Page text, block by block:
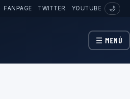
FANPAGE TWITTER YOUTUBE 🌙
☰ MENÚ